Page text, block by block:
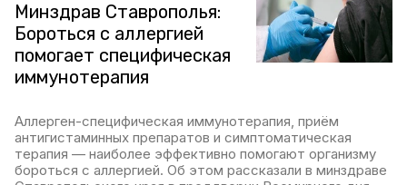
Минздрав Ставрополья:
Бороться с аллергией
помогает специфическая
иммунотерапия
Аллерген-специфическая иммунотерапия, приём
антигистаминных препаратов и симптоматическая
терапия — наиболее эффективно помогают организму
бороться с аллергией. Об этом рассказали в минздраве